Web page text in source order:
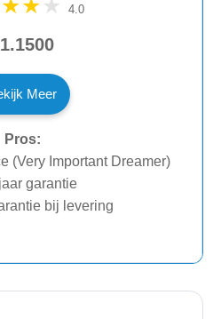
4.0
Meer
Pros:
(Very Important Dreamer)
garantie
bij levering